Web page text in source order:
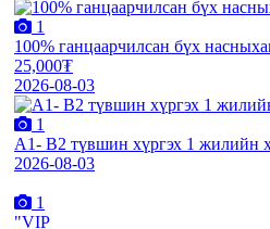
1
100% ганцаарчилсан бүх
25,000₮
2026-08-03
1
А1- B2 түвшин хүргэх 1 жилийн
2026-08-03
1
"VIP